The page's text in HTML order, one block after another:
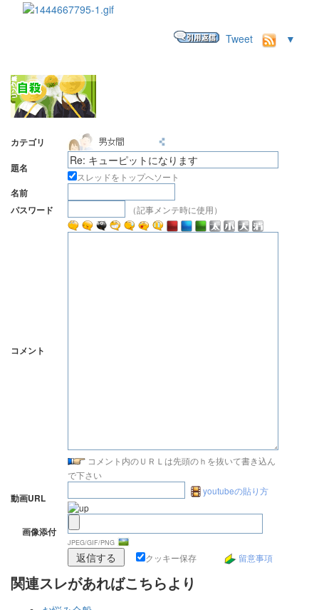
Tweet ▼
カテゴリ
題名
スレッドをトップへソート
名前
パスワード
（記事メンテ時に使用）
コメント
コメント内のＵＲＬは先頭のｈを抜いて書き込ん
で下さい
動画URL
youtubeの貼り方
画像添付
JPEG/GIF/PNG
クッキー保存 留意事項
関連スレがあればこちらより